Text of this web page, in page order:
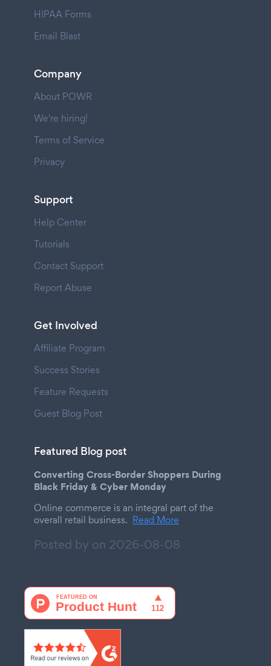
HIPAA Forms
Email Blast
Company
About POWR
We're hiring!
Terms of Service
Privacy
Support
Help Center
Tutorials
Contact Support
Report Abuse
Get Involved
Affiliate Program
Success Stories
Feature Requests
Guest Blog Post
Featured Blog post
Converting Cross-Border Shoppers During
Black Friday & Cyber Monday
Online commerce is an integral part of the
overall retail business. Read More
Posted by on 2026-08-08